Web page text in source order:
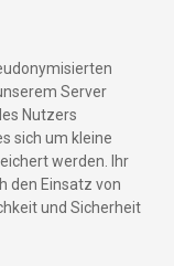
Server
Nutzers
sich um kleine
werden. Ihr
den Einsatz von
und Sicherheit